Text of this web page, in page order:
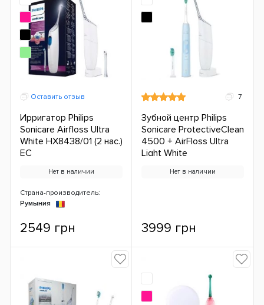
Оставить отзыв
Ирригатор Philips
Sonicare Airfloss Ultra
White HX8438/01 (2 нас.)
ЕС
Нет в наличии
Страна-производитель:
Румыния
2549 грн
7
Зубной центр Philips
Sonicare ProtectiveClean
4500 + AirFloss Ultra
Light White
Нет в наличии
3999 грн